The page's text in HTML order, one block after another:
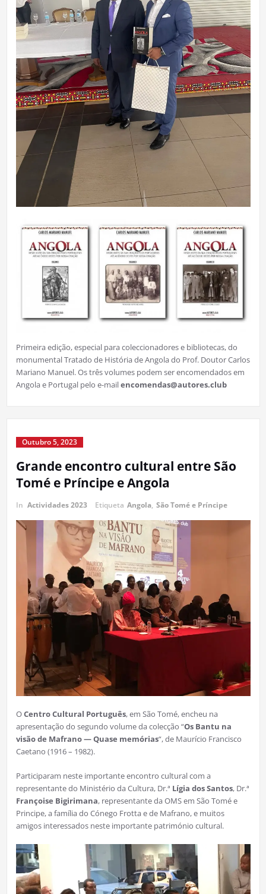
Primeira edição, especial para coleccionadores e bibliotecas, do
monumental Tratado de História de Angola do Prof. Doutor Carlos
Mariano Manuel. Os três volumes podem ser encomendados em
Angola e Portugal pelo e-mailencomendas@autores.club
Outubro 5, 2023
Grande encontro cultural entre São
Tomé e Príncipe e Angola
In Actividades 2023 Etiqueta Angola, São Tomé e Príncipe
OCentro Cultural Português, em São Tomé, encheu na
apresentação do segundo volume da colecção “Os Bantu na
visão de Mafrano — Quase memórias“, de Maurício Francisco
Caetano (1916 – 1982).
Participaram neste importante encontro cultural com a
representante do Ministério da Cultura, Dr.ª Lígia dos Santos, Dr.ª
Françoise Bigirimana, representante da OMS em São Tomé e
Principe, a família do Cónego Frotta e de Mafrano, e muitos
amigos interessados neste importante património cultural.